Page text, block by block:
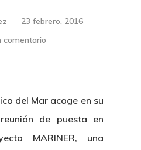
23 febrero, 2016
comentario
del Mar acoge en su
de puesta en
MARINER, una